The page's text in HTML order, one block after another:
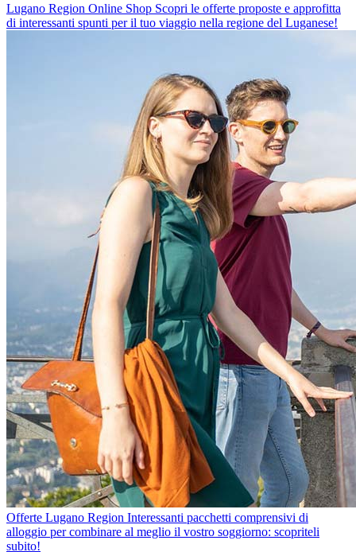
Lugano Region Online Shop Scopri le offerte proposte e approfitta
di interessanti spunti per il tuo viaggio nella regione del Luganese!
Offerte Lugano Region Interessanti pacchetti comprensivi di
alloggio per combinare al meglio il vostro soggiorno: scopriteli
subito!